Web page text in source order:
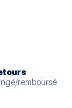
remboursé